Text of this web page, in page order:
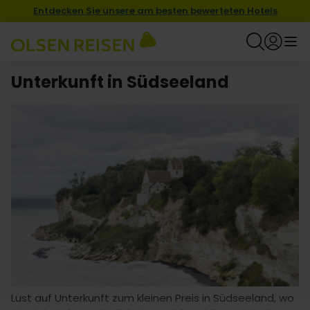
Entdecken Sie unsere am besten bewerteten Hotels
Unterkunft in Südseeland
Lust auf Unterkunft zum kleinen Preis in Südseeland, wo